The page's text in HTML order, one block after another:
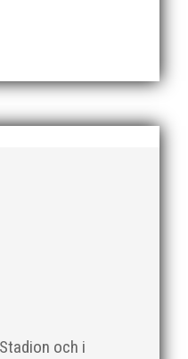
och i
massa energi